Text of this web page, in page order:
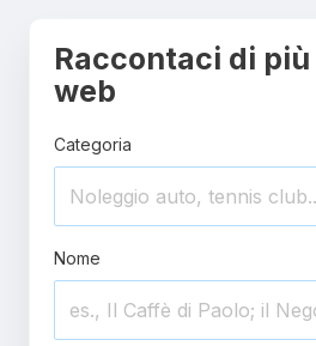
Raccontaci di
web
Categoria
Nome